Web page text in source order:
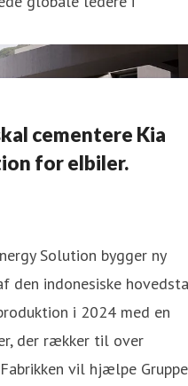
cementere Kia
for elbiler.
Solution bygger ny
den indonesiske
i 2024 med en
der rækker til over
vil hjælpe